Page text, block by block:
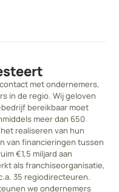
met ondernemers,
in de regio. Wij geloven
bereikbaar moet
meer dan 650
realiseren van hun
van financieringen tussen
€1,5 miljard aan
als franchiseorganisatie,
35 regiodirecteuren.
we ondernemers